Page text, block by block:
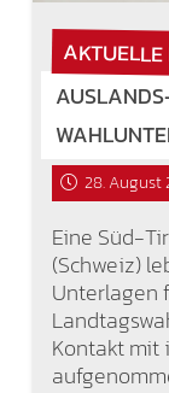
28. August
Eine Süd-
(Schweiz)
Unterlagen
Kontakt mit